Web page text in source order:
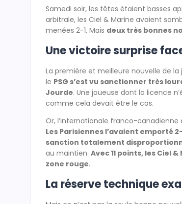
Samedi soir, les têtes étaient basses
arbitrale, les Ciel & Marine avaient
menées 2-1. Mais deux très bonnes
Une victoire surprise
La première et meilleure nouvelle de
le PSG s’est vu sanctionner très
Jourde. Une joueuse dont la licence
comme cela devait être le cas.
Or, l’internationale franco-canadienne
Les Parisiennes l’avaient emporté
sanction totalement
au maintien. Avec 11 points, les Ciel
zone rouge.
La réserve technique